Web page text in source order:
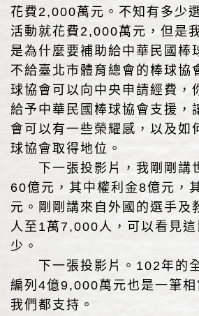
花費2,000萬元。不知有多少
活動就花費2,000萬元，但是
是為什麼要補助給中華民國棒
不給臺北市體育總會的棒球協
球協會可以向中央申請經費，
給予中華民國棒球協會支援，
會可以有一些榮耀感，以及如
球協會取得地位。
下一張投影片，我剛剛講
60億元，其中權利金8億元，
元。剛剛講來自外國的選手及
人至1萬7,000人，可以看見這
少。
下一張投影片。102年的全
編列4億9,000萬元也是一筆相
我們都支持。